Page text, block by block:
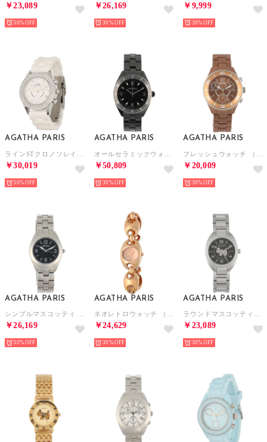
￥23,089
30%
￥26,169
30%
￥9,999
30%
AGATHA PARIS
￥30,019
30%
AGATHA PARIS
￥50,809
30%
AGATHA PARIS
￥20,009
30%
AGATHA PARIS
￥26,169
30%
AGATHA PARIS
￥24,629
30%
AGATHA PARIS
￥23,089
30%